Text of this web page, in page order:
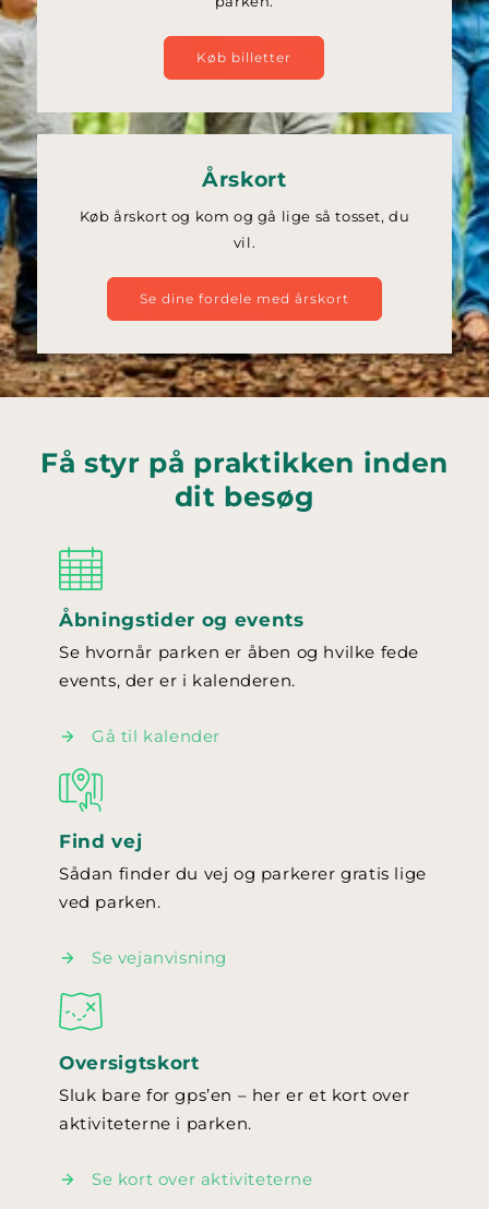
Køb billetter
Årskort
Køb årskort og kom og gå lige så tosset, du
vil.
Se dine fordele med årskort
Få styr på praktikken inden
dit besøg
Åbningstider og events
Se hvornår parken er åben og hvilke fede
events, der er i kalenderen.
Gå til kalender
Find vej
Sådan finder du vej og parkerer gratis lige
ved parken.
Se vejanvisning
Oversigtskort
Sluk bare for gps’en – her er et kort over
aktiviteterne i parken.
Se kort over aktiviteterne